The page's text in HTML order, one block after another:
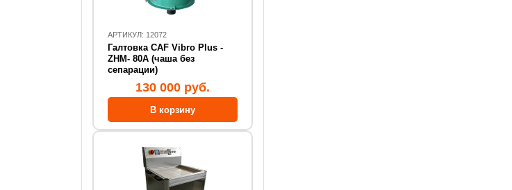
АРТИКУЛ: 12072
Галтовка CAF Vibro Plus -
ZHM- 80А (чаша без
сепарации)
130 000 руб.